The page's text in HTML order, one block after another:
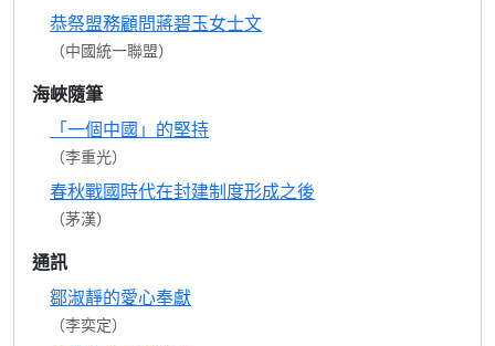
恭祭盟務顧問蔣碧玉女士文
（中國統一聯盟）
海峽隨筆
「一個中國」的堅持
（李重光）
春秋戰國時代在封建制度形成之後
（茅漢）
通訊
鄒淑靜的愛心奉獻
（李奕定）